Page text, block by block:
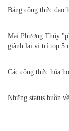
Bảng công thức đạo
Mai Phương Thúy
giành lại vị trí top 5
Các công thức hóa
Những status buồn